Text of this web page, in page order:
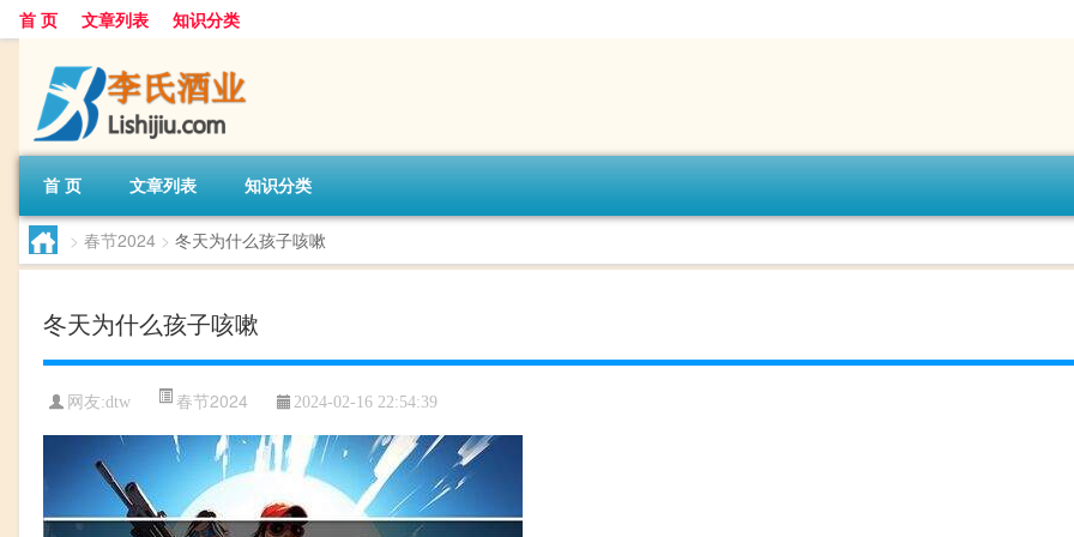
首 页 文章列表 知识分类
首 页 文章列表 知识分类
> 春节2024 > 冬天为什么孩子咳嗽
冬天为什么孩子咳嗽
网友:dtw 春节2024 2024-02-16 22:54:39